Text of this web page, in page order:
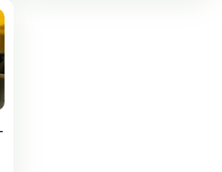
И ХЛЕБОБУЛОЧНОЕ